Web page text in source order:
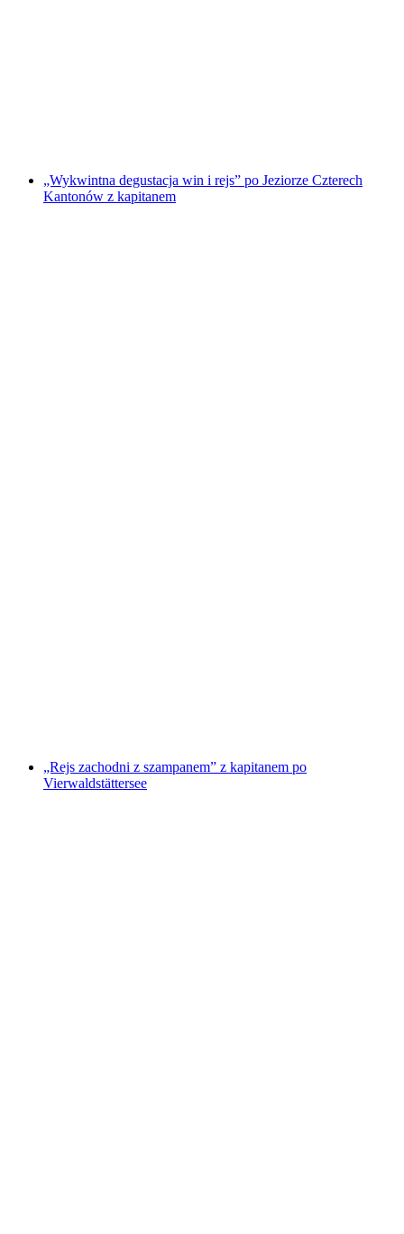
„Wykwintna degustacja win i rejs” po Jeziorze Czterech
Kantonów z kapitanem
„Rejs zachodni z szampanem” z kapitanem po
Vierwaldstättersee